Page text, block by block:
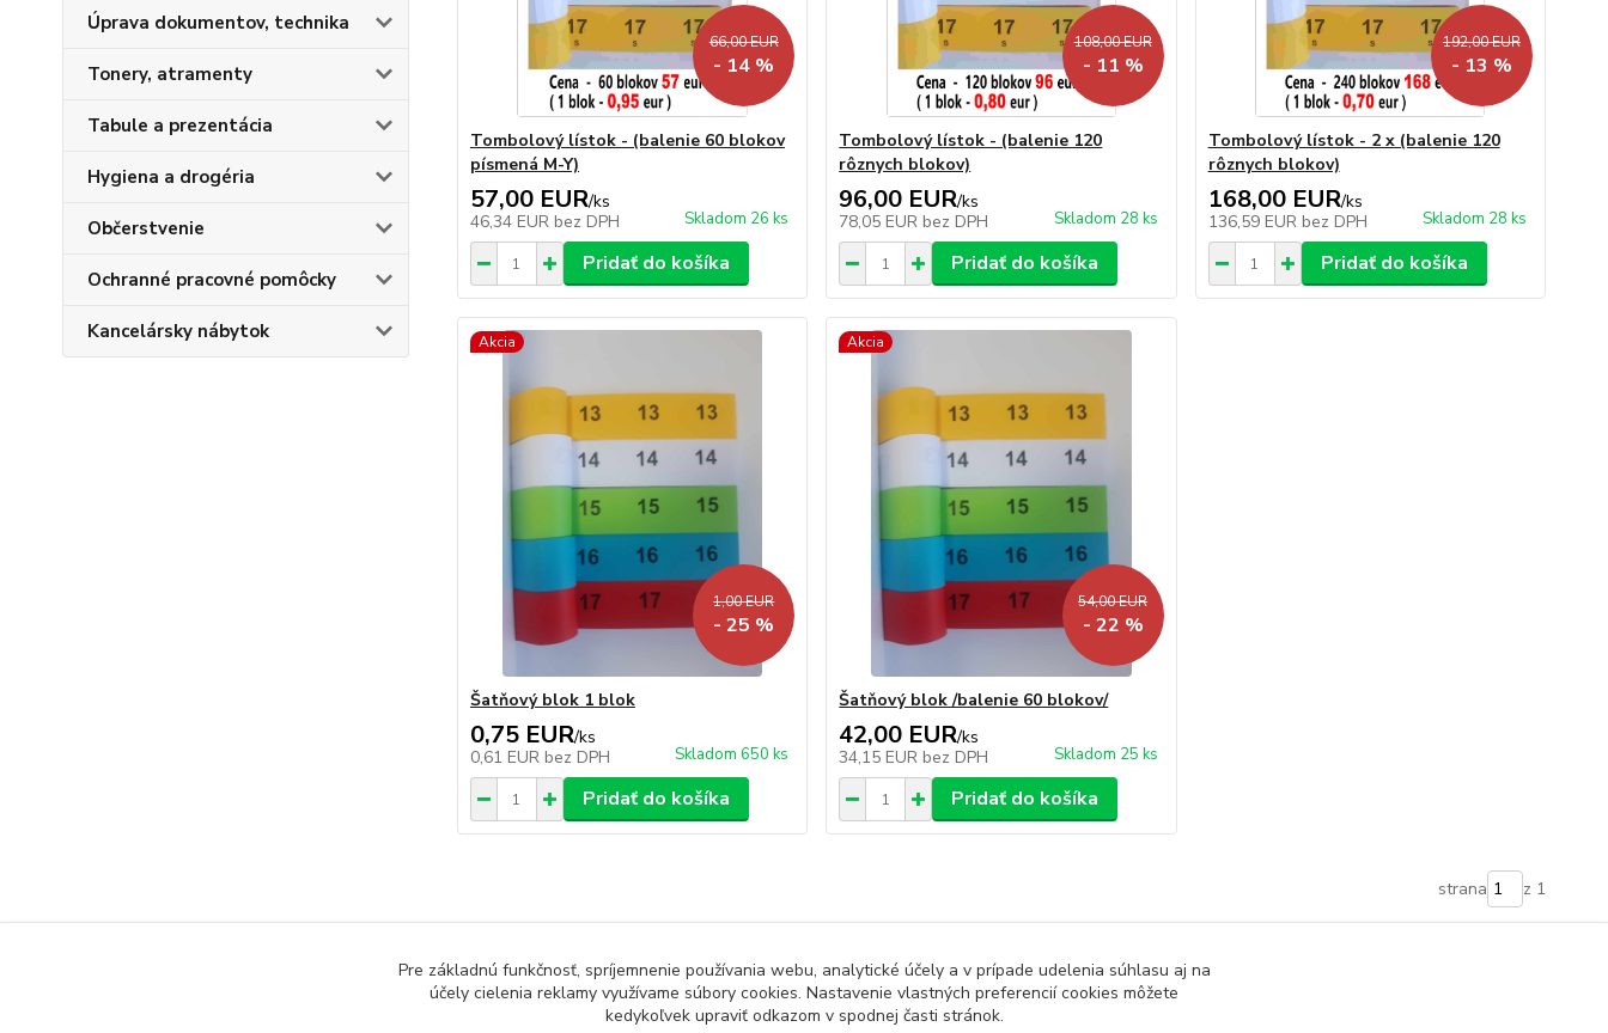
Úprava dokumentov, technika
Tonery, atramenty
Tabule a prezentácia
Hygiena a drogéria
Občerstvenie
Ochranné pracovné pomôcky
Kancelársky nábytok
66,00 EUR
- 14 %
Tombolový lístok - (balenie 60 blokov
písmená M-Y)
57,00 EUR/ks
46,34 EUR bez DPH Skladom 26 ks
Pridať do košíka
108,00 EUR
- 11 %
Tombolový lístok - (balenie 120
rôznych blokov)
96,00 EUR/ks
78,05 EUR bez DPH Skladom 28 ks
Pridať do košíka
192,00 EUR
- 13 %
Tombolový lístok - 2 x (balenie 120
rôznych blokov)
168,00 EUR/ks
136,59 EUR bez DPH Skladom 28 ks
Pridať do košíka
Akcia
1,00 EUR
- 25 %
Šatňový blok 1 blok
0,75 EUR/ks
0,61 EUR bez DPH Skladom 650 ks
Pridať do košíka
Akcia
54,00 EUR
- 22 %
Šatňový blok /balenie 60 blokov/
42,00 EUR/ks
34,15 EUR bez DPH Skladom 25 ks
Pridať do košíka
strana z 1
Pre základnú funkčnosť, spríjemnenie používania webu, analytické účely a v prípade udelenia súhlasu aj na
účely cielenia reklamy využívame súbory cookies. Nastavenie vlastných preferencií cookies môžete
kedykoľvek upraviť odkazom v spodnej časti stránok.